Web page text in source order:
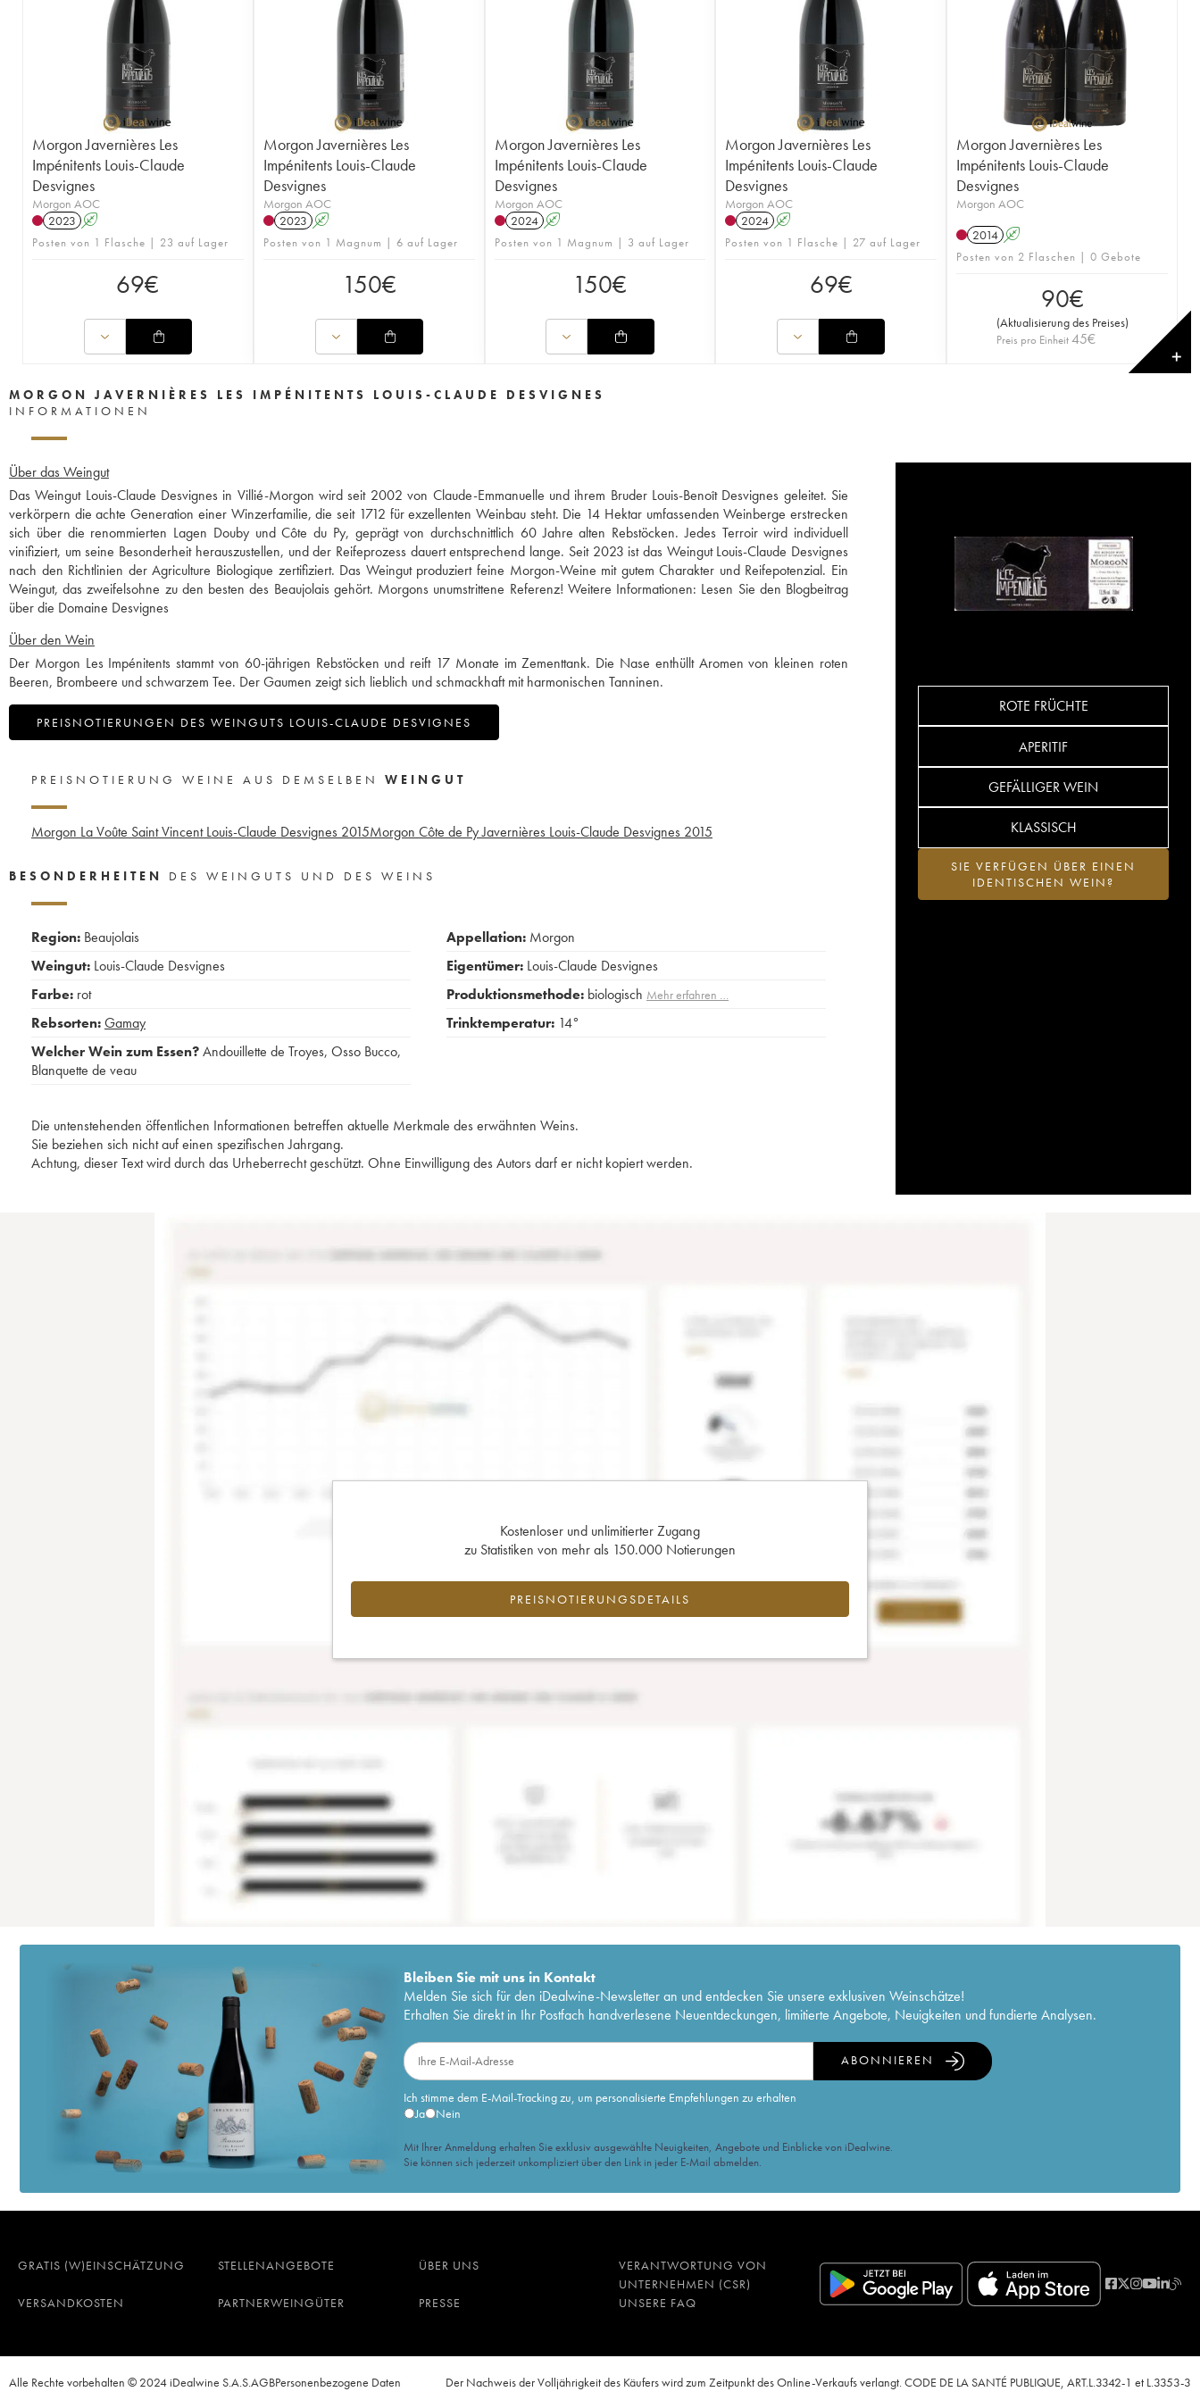
Morgon Javernières Les
Impénitents Louis-Claude
Desvignes
Morgon AOC
2023 A
Posten von 1 Flasche | 23 auf Lager
69€
Morgon Javernières Les
Impénitents Louis-Claude
Desvignes
Morgon AOC
2023 A
Posten von 1 Magnum | 6 auf Lager
150€
Morgon Javernières Les
Impénitents Louis-Claude
Desvignes
Morgon AOC
2024 A
Posten von 1 Magnum | 3 auf Lager
150€
Morgon Javernières Les
Impénitents Louis-Claude
Desvignes
Morgon AOC
2024 A
Posten von 1 Flasche | 27 auf Lager
69€
Morgon Javernières Les
Impénitents Louis-Claude
Desvignes
Morgon AOC
2014 A
Posten von 2 Flaschen | 0 Gebote
90€
(Aktualisierung des Preises)
Preis pro Einheit 45€
✕
MORGON JAVERNIÈRES LES IMPÉNITENTS LOUIS-CLAUDE DESVIGNES
INFORMATIONEN
Über das Weingut
Das Weingut Louis-Claude Desvignes in Villié-Morgon wird seit 2002 von Claude-Emmanuelle und ihrem Bruder Louis-Benoît Desvignes geleitet. Sie
verkörpern die achte Generation einer Winzerfamilie, die seit 1712 für exzellenten Weinbau steht. Die 14 Hektar umfassenden Weinberge erstrecken
sich über die renommierten Lagen Douby und Côte du Py, geprägt von durchschnittlich 60 Jahre alten Rebstöcken. Jedes Terroir wird individuell
vinifiziert, um seine Besonderheit herauszustellen, und der Reifeprozess dauert entsprechend lange. Seit 2023 ist das Weingut Louis-Claude Desvignes
nach den Richtlinien der Agriculture Biologique zertifiziert. Das Weingut produziert feine Morgon-Weine mit gutem Charakter und Reifepotenzial. Ein
Weingut, das zweifelsohne zu den besten des Beaujolais gehört. Morgons unumstrittene Referenz! Weitere Informationen: Lesen Sie den Blogbeitrag
über die Domaine Desvignes
Über den Wein
Der Morgon Les Impénitents stammt von 60-jährigen Rebstöcken und reift 17 Monate im Zementtank. Die Nase enthüllt Aromen von kleinen roten
Beeren, Brombeere und schwarzem Tee. Der Gaumen zeigt sich lieblich und schmackhaft mit harmonischen Tanninen.
PREISNOTIERUNGEN DES WEINGUTS LOUIS-CLAUDE DESVIGNES
ROTE FRÜCHTE
APERITIF
GEFÄLLIGER WEIN
KLASSISCH
SIE VERFÜGEN ÜBER EINEN
IDENTISCHEN WEIN?
PREISNOTIERUNG WEINE AUS DEMSELBEN WEINGUT
Morgon La Voûte Saint Vincent Louis-Claude Desvignes 2015Morgon Côte de Py Javernières Louis-Claude Desvignes 2015
BESONDERHEITEN DES WEINGUTS UND DES WEINS
Region: Beaujolais
Weingut: Louis-Claude Desvignes
Farbe: rot
Rebsorten:Gamay
Welcher Wein zum Essen?Andouillette de Troyes, Osso Bucco,
Blanquette de veau
Appellation: Morgon
Eigentümer: Louis-Claude Desvignes
Produktionsmethode: biologisch Mehr erfahren …
Trinktemperatur: 14°
Die untenstehenden öffentlichen Informationen betreffen aktuelle Merkmale des erwähnten Weins.
Sie beziehen sich nicht auf einen spezifischen Jahrgang.
Achtung, dieser Text wird durch das Urheberrecht geschützt. Ohne Einwilligung des Autors darf er nicht kopiert werden.
Kostenloser und unlimitierter Zugang
zu Statistiken von mehr als 150.000 Notierungen
PREISNOTIERUNGSDETAILS
Bleiben Sie mit uns in Kontakt
Melden Sie sich für den iDealwine-Newsletter an und entdecken Sie unsere exklusiven Weinschätze!
Erhalten Sie direkt in Ihr Postfach handverlesene Neuentdeckungen, limitierte Angebote, Neuigkeiten und fundierte Analysen.
Ich stimme dem E-Mail-Tracking zu, um personalisierte Empfehlungen zu erhalten
Ja
Nein
ABONNIEREN
Mit Ihrer Anmeldung erhalten Sie exklusiv ausgewählte Neuigkeiten, Angebote und Einblicke von iDealwine.
Sie können sich jederzeit unkompliziert über den Link in jeder E-Mail abmelden.
GRATIS (W)EINSCHÄTZUNG STELLENANGEBOTE ÜBER UNS
VERANTWORTUNG VON
UNTERNEHMEN (CSR)
VERSANDKOSTEN
PARTNERWEINGÜTER PRESSE UNSERE FAQ
Alle Rechte vorbehalten © 2024 iDealwine S.A.S.AGBPersonenbezogene Daten Der Nachweis der Volljährigkeit des Käufers wird zum Zeitpunkt des Online-Verkaufs verlangt. CODE DE LA SANTÉ PUBLIQUE, ART.L.3342-1 et L.3353-3